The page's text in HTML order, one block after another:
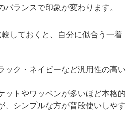
ランスで印象が変わります。
しておくと、自分に似合う一着
ック・ネイビーなど汎用性の高い
ットやワッペンが多いほど本格的
、シンプルな方が普段使いしやす